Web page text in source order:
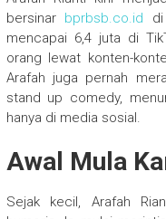
bersinar bprbsb.co.id
mencapai 6,4 juta di
orang lewat konten-
Arafah juga pernah
stand up comedy,
hanya di media sosial.
Awal Mula
Sejak kecil, Arafah